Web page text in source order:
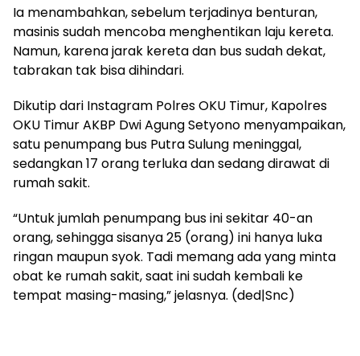
Ia menambahkan, sebelum terjadinya benturan,
masinis sudah mencoba menghentikan laju kereta.
Namun, karena jarak kereta dan bus sudah dekat,
tabrakan tak bisa dihindari.
Dikutip dari Instagram Polres OKU Timur, Kapolres
OKU Timur AKBP Dwi Agung Setyono menyampaikan,
satu penumpang bus Putra Sulung meninggal,
sedangkan 17 orang terluka dan sedang dirawat di
rumah sakit.
“Untuk jumlah penumpang bus ini sekitar 40-an
orang, sehingga sisanya 25 (orang) ini hanya luka
ringan maupun syok. Tadi memang ada yang minta
obat ke rumah sakit, saat ini sudah kembali ke
tempat masing-masing,” jelasnya. (ded|Snc)